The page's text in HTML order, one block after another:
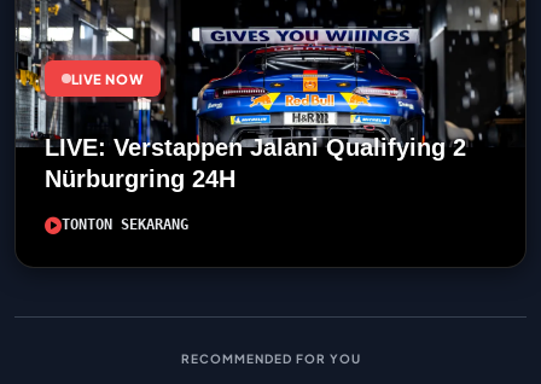
LIVE NOW
LIVE: Verstappen Jalani Qualifying 2
Nürburgring 24H
TONTON SEKARANG
RECOMMENDED FOR YOU